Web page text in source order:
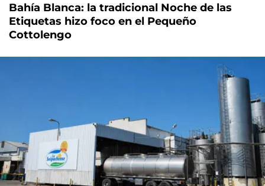
Bahía Blanca: la tradicional Noche de las
Etiquetas hizo foco en el Pequeño
Cottolengo